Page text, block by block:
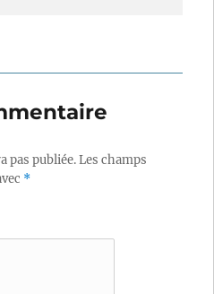
pas publiée.Les champs
*